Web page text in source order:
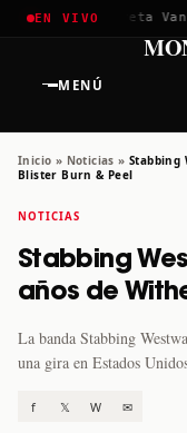
EN VIVO
2026 ✱Greta Van
MENÚ
Inicio » Noticias » Stabbing
Blister Burn & Peel
NOTICIAS
Stabbing
años de
La banda Stabbing
una gira en Estados
f 𝕏 W ✉